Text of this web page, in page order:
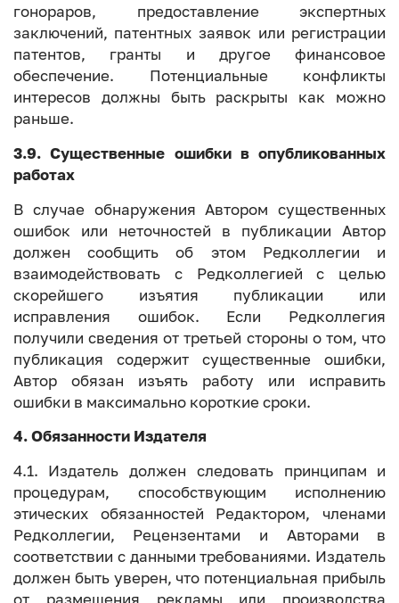
гонораров, предоставление экспертных
заключений, патентных заявок или регистрации
патентов, гранты и другое финансовое
обеспечение. Потенциальные конфликты
интересов должны быть раскрыты как можно
раньше.
3.9. Существенные ошибки в опубликованных
работах
В случае обнаружения Автором существенных
ошибок или неточностей в публикации Автор
должен сообщить об этом Редколлегии и
взаимодействовать с Редколлегией с целью
скорейшего изъятия публикации или
исправления ошибок. Если Редколлегия
получили сведения от третьей стороны о том, что
публикация содержит существенные ошибки,
Автор обязан изъять работу или исправить
ошибки в максимально короткие сроки.
4. Обязанности Издателя
4.1. Издатель должен следовать принципам и
процедурам, способствующим исполнению
этических обязанностей Редактором, членами
Редколлегии, Рецензентами и Авторами в
соответствии с данными требованиями. Издатель
должен быть уверен, что потенциальная прибыль